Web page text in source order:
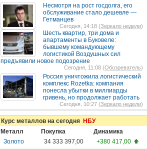
Несмотря на рост госдолга, его
обслуживание стало дешевле —
Гетманцев
Сегодня, 14:18 (Зеркало недели)
Шесть квартир, три дома и
апартаменты в Буковеле:
бывшему командующему
логистикой Воздушных сил
предъявили новое подозрение
Сегодня, 11:08 (Обозреватель)
Россия уничтожила логистический
комплекс Rozetka: компания
понесла убытки в миллиарды
гривень, но продолжает работать
Сегодня, 10:27 (Зеркало недели)
Курс металлов на сегодня НБУ
Металл
Покупка
Динамика
Золото
34 333 397,00
+380 417,00